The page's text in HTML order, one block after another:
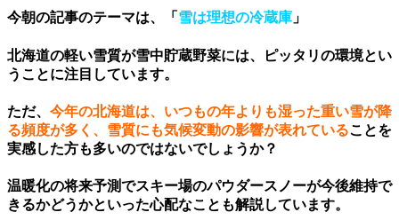
今朝の記事のテーマは、「 雪は理想の冷蔵庫 」
北海道の軽い雪質が雪中貯蔵野菜には、ピッタリの環境とい
うことに注目しています。
ただ、 今年の北海道は、いつもの年よりも湿った重い雪が降
る頻度が多く、雪質にも気候変動の影響が表れていることを
実感した方も多いのではないでしょうか？
温暖化の将来予測でスキー場のパウダースノーが今後維持で
きるかどうかといった心配なことも解説しています。